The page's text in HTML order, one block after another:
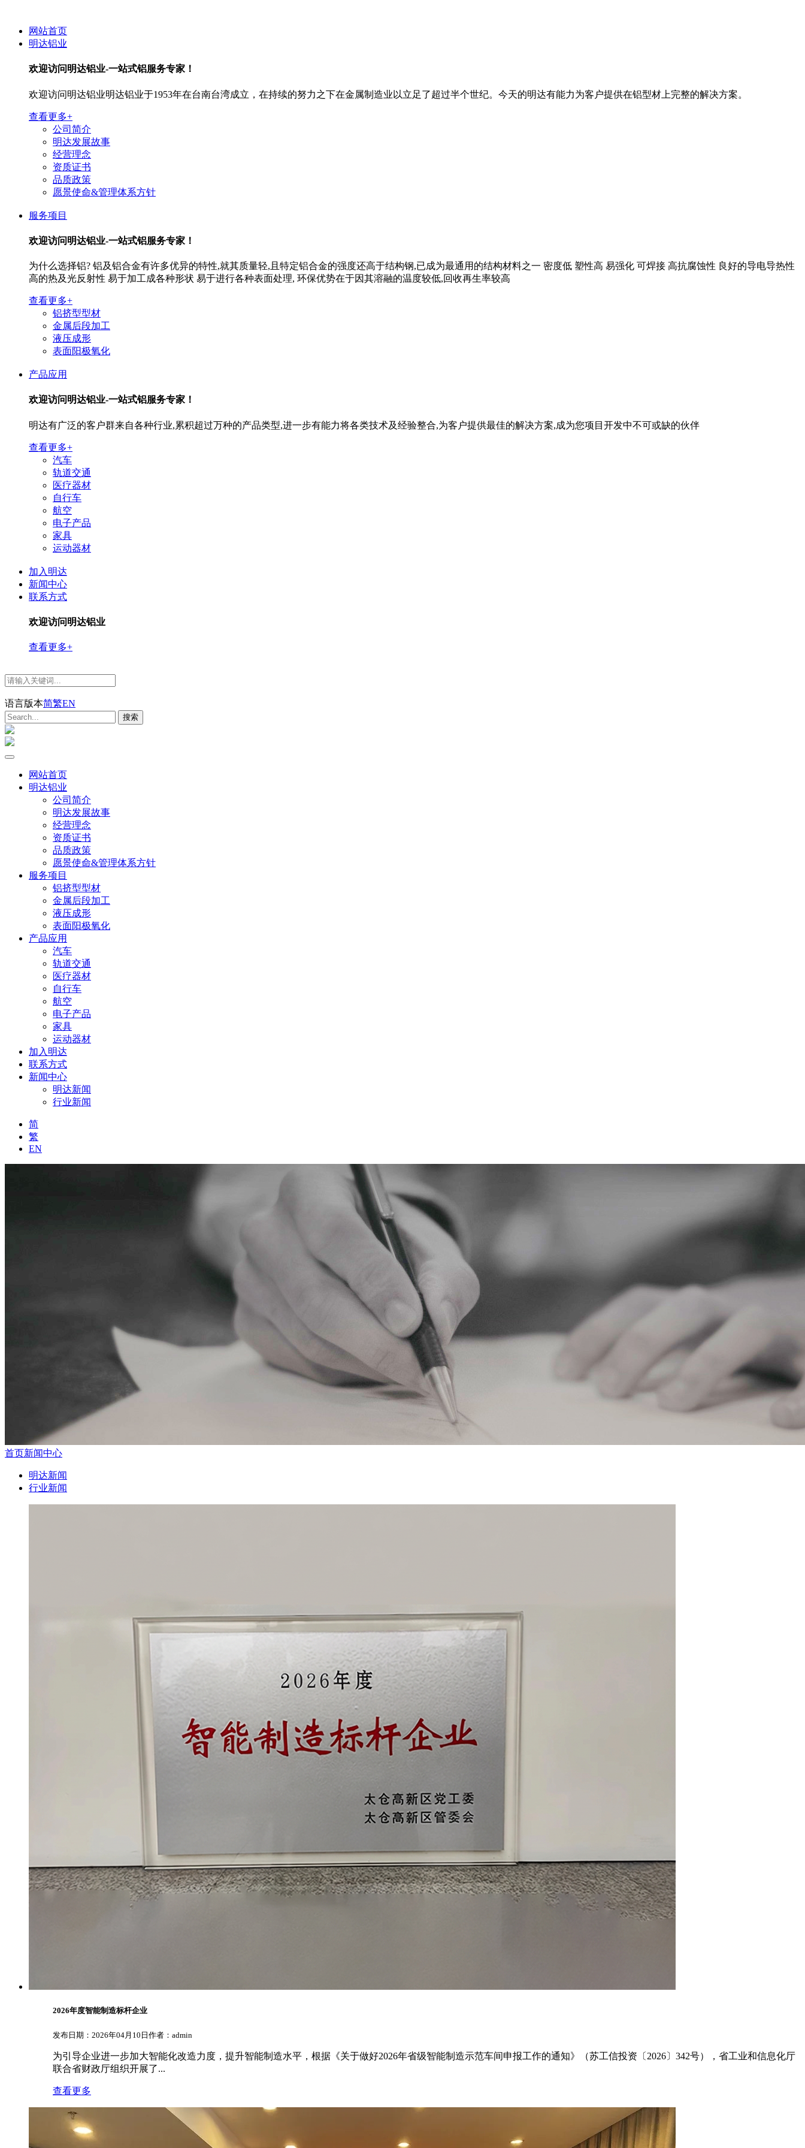
网站首页
明达铝业
欢迎访问明达铝业-一站式铝服务专家！
欢迎访问明达铝业明达铝业于1953年在台南台湾成立，在持续的努力之下在金属制造业以立足了超过半个世纪。今天的明达有能力为客户提供在铝型材上完整的解决方案。
查看更多+
公司简介
明达发展故事
经营理念
资质证书
品质政策
愿景使命&管理体系方针
服务项目
欢迎访问明达铝业-一站式铝服务专家！
为什么选择铝? 铝及铝合金有许多优异的特性,就其质量轻,且特定铝合金的强度还高于结构钢,已成为最通用的结构材料之一 密度低 塑性高 易强化 可焊接 高抗腐蚀性 良好的导电导热性
高的热及光反射性 易于加工成各种形状 易于进行各种表面处理, 环保优势在于因其溶融的温度较低,回收再生率较高
查看更多+
铝挤型型材
金属后段加工
液压成形
表面阳极氧化
产品应用
欢迎访问明达铝业-一站式铝服务专家！
明达有广泛的客户群来自各种行业,累积超过万种的产品类型,进一步有能力将各类技术及经验整合,为客户提供最佳的解决方案,成为您项目开发中不可或缺的伙伴
查看更多+
汽车
轨道交通
医疗器材
自行车
航空
电子产品
家具
运动器材
加入明达
新闻中心
联系方式
欢迎访问明达铝业
查看更多+
语言版本简繁EN
网站首页
明达铝业
公司简介
明达发展故事
经营理念
资质证书
品质政策
愿景使命&管理体系方针
服务项目
铝挤型型材
金属后段加工
液压成形
表面阳极氧化
产品应用
汽车
轨道交通
医疗器材
自行车
航空
电子产品
家具
运动器材
加入明达
联系方式
新闻中心
明达新闻
行业新闻
简
繁
EN
首页新闻中心
明达新闻
行业新闻
2026年度智能制造标杆企业
发布日期：2026年04月10日 作者：admin
为引导企业进一步加大智能化改造力度，提升智能制造水平，根据《关于做好2026年省级智能制造示范车间申报工作的通知》（苏工信投资〔2026〕342号），省工业和信息化厅
联合省财政厅组织开展了...
查看更多